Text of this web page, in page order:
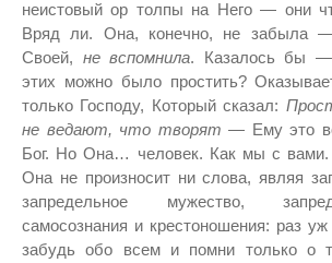
неистовый ор толпы на Него — они
Вряд ли. Она, конечно, не забыла
Своей, не вспомнила. Казалось бы —
этих можно было простить?
только Господу, Который сказал:
не ведают, что творят — Ему это
Бог. Но Она… человек. Как мы с
Она не произносит ни слова, являя
запредельное мужество,
самосознания и крестоношения: раз
забудь обо всем и помни только о